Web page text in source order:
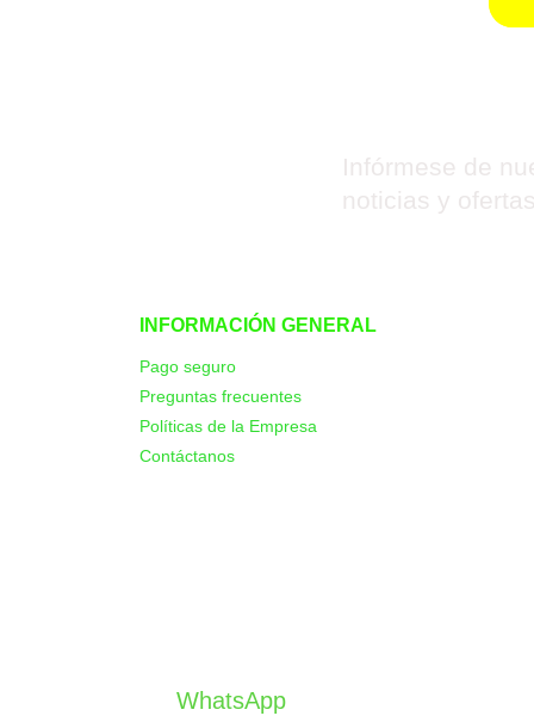
Infórmese de
noticias y
INFORMACIÓN GENERAL
Pago seguro
Preguntas frecuentes
Políticas de la Empresa
Contáctanos
WhatsApp